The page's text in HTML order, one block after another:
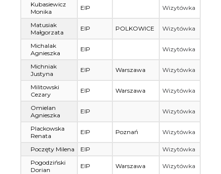
Kubasiewicz
Monika
EIP Wizytówka
Matusiak
Małgorzata
EIP POLKOWICE Wizytówka
Michalak
Agnieszka
EIP Wizytówka
Michniak
Justyna
EIP Warszawa Wizytówka
Militowski
Cezary
EIP Warszawa Wizytówka
Omielan
Agnieszka
EIP Wizytówka
Plackowska
Renata
EIP Poznań Wizytówka
Poczęty Milena EIP
Wizytówka
Pogodziński
Dorian
EIP Warszawa Wizytówka